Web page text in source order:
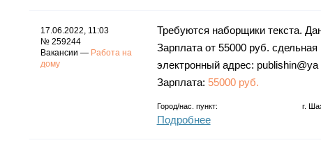
17.06.2022, 11:03
№ 259244
Вакансии — Работа на
дому
Требуются наборщики текста.
Зарплата от 55000 руб.
электронный адрес: publishin@ya
Зарплата: 55000 руб.
Город/нас. пункт: г.
Подробнее